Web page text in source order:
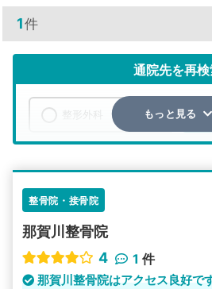
1件
通院先を再
その他の検索方
もっと見る
整骨院・接骨院
那賀川整骨院
4
1 件
那賀川整骨院はアクセス良好で